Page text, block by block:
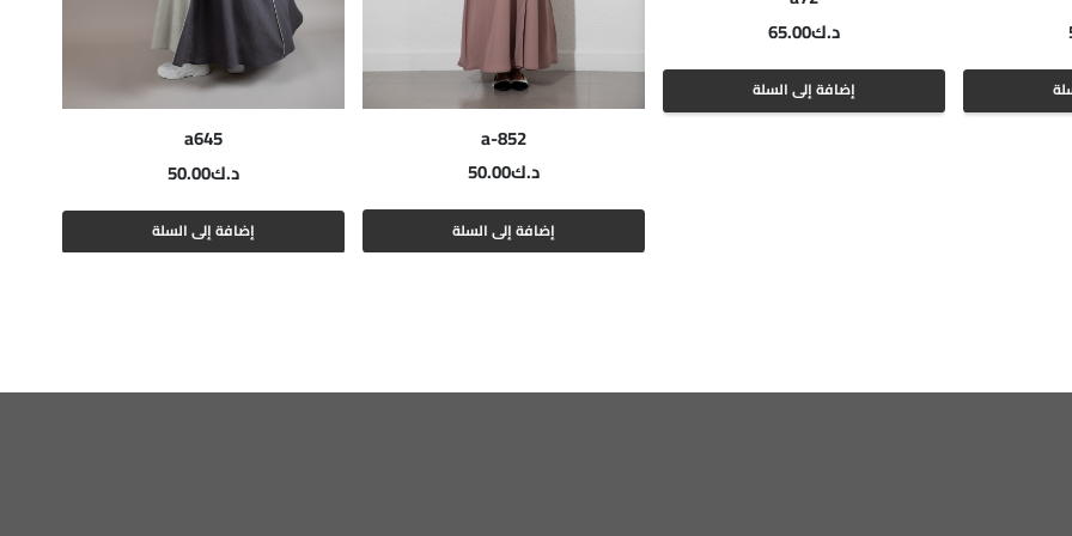
د.ك65.00
إضافة إلى السلة
a-852
د.ك50.00
إضافة إلى السلة
a645
د.ك50.00
إضافة إلى السلة